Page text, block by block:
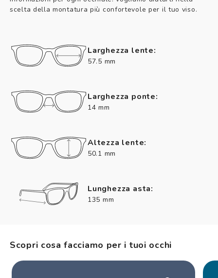
scelta della montatura più confortevole per il tuo viso.
Larghezza lente:
57.5 mm
Larghezza ponte:
14 mm
Altezza lente:
50.1 mm
Lunghezza asta:
135 mm
Scopri cosa facciamo per i tuoi occhi